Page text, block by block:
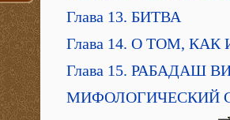
Глава 13. БИТВА
Глава 14. О ТОМ,
Глава 15. РАБАДАШ
МИФОЛОГИЧЕСКИЙ